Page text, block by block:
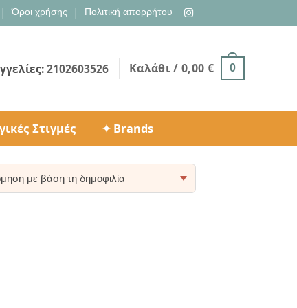
Όροι χρήσης Πολιτική απορρήτου
2102603526 Καλάθι / 0,00 € 0
Στιγμές ✦ Brands